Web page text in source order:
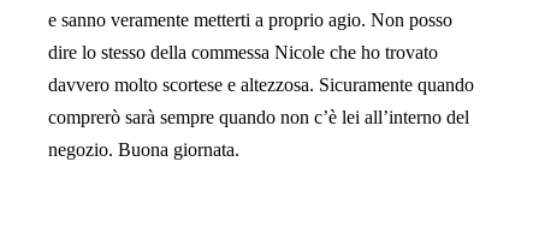
e sanno veramente metterti a proprio agio. Non posso
dire lo stesso della commessa Nicole che ho trovato
davvero molto scortese e altezzosa. Sicuramente quando
comprerò sarà sempre quando non c’è lei all’interno del
negozio. Buona giornata.